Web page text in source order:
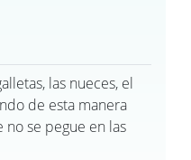
las nueces, el
de esta manera
no se pegue en las